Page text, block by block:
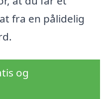
fra en pålidelig
og